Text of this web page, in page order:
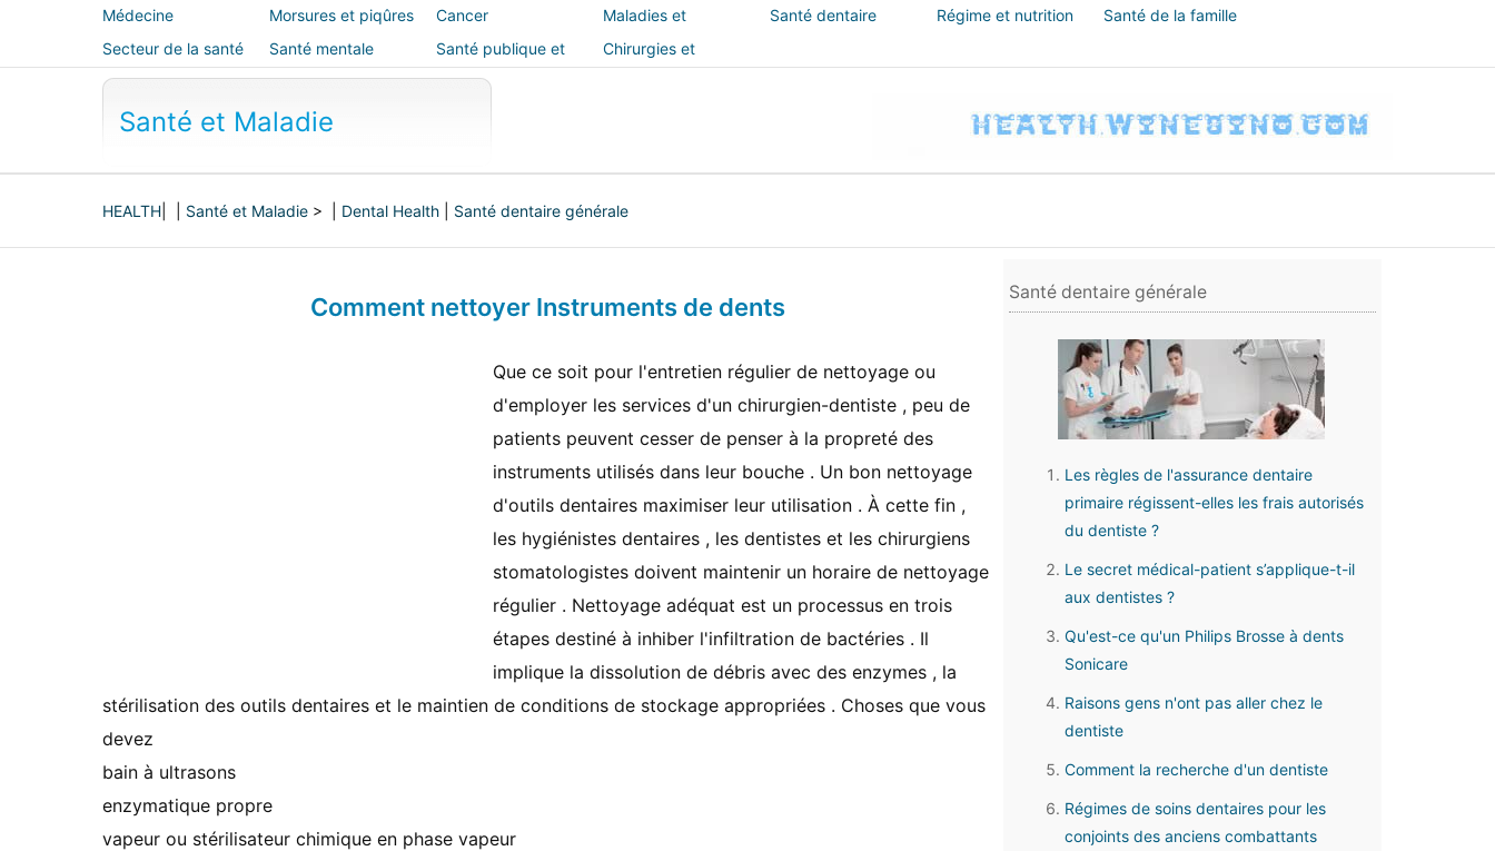
Médecine
alternative
Morsures et piqûres Cancer
Maladies et
traitements
Santé dentaire Régime et nutrition
Santé de la famille
Secteur de la santé
Santé mentale
Santé publique et
sécurité
Chirurgies et
Santé et Maladie
HEALTH Santé et Maladie > | Dental Health Santé dentaire générale
Comment nettoyer Instruments de dents
Que ce soit pour l'entretien régulier de nettoyage ou
d'employer les services d'un chirurgien-dentiste , peu de
patients peuvent cesser de penser à la propreté des
instruments utilisés dans leur bouche . Un bon nettoyage
d'outils dentaires maximiser leur utilisation . À cette fin ,
les hygiénistes dentaires , les dentistes et les chirurgiens
stomatologistes doivent maintenir un horaire de nettoyage
régulier . Nettoyage adéquat est un processus en trois
étapes destiné à inhiber l'infiltration de bactéries . Il
implique la dissolution de débris avec des enzymes , la
stérilisation des outils dentaires et le maintien de conditions de stockage appropriées . Choses que vous
devez
bain à ultrasons
enzymatique propre
vapeur ou stérilisateur chimique en phase vapeur
Santé dentaire générale
Les règles de l'assurance dentaire
primaire régissent-elles les frais autorisés
du dentiste ?
Le secret médical-patient s’applique-t-il
aux dentistes ?
Qu'est-ce qu'un Philips Brosse à dents
Sonicare
Raisons gens n'ont pas aller chez le
dentiste
Comment la recherche d'un dentiste
Régimes de soins dentaires pour les
conjoints des anciens combattants